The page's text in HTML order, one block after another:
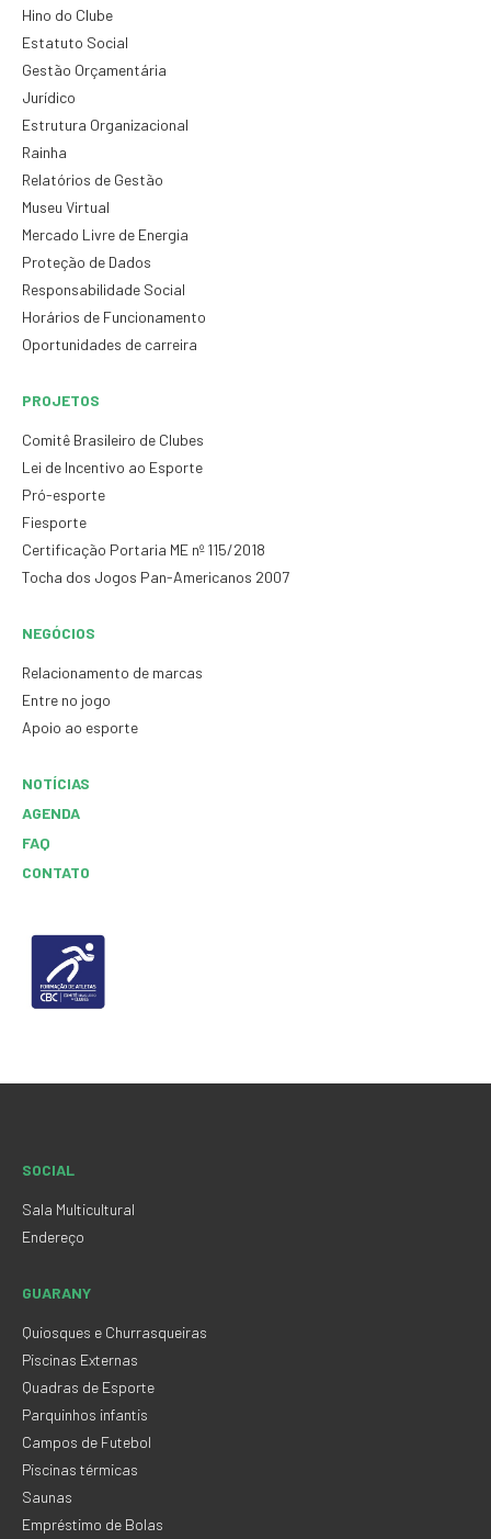
Hino do Clube
Estatuto Social
Gestão Orçamentária
Jurídico
Estrutura Organizacional
Rainha
Relatórios de Gestão
Museu Virtual
Mercado Livre de Energia
Proteção de Dados
Responsabilidade Social
Horários de Funcionamento
Oportunidades de carreira
PROJETOS
Comitê Brasileiro de Clubes
Lei de Incentivo ao Esporte
Pró-esporte
Fiesporte
Certificação Portaria ME nº 115/2018
Tocha dos Jogos Pan-Americanos 2007
NEGÓCIOS
Relacionamento de marcas
Entre no jogo
Apoio ao esporte
NOTÍCIAS
AGENDA
FAQ
CONTATO
SOCIAL
Sala Multicultural
Endereço
GUARANY
Quiosques e Churrasqueiras
Piscinas Externas
Quadras de Esporte
Parquinhos infantis
Campos de Futebol
Piscinas térmicas
Saunas
Empréstimo de Bolas